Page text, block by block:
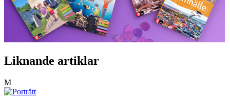
Liknande artiklar
M